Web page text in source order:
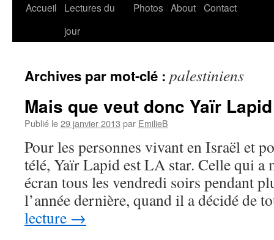
Accueil
Lectures du
jour
Photos About Contact
Archives par mot-clé : palestiniens
Mais que veut donc Yaïr
Publié le29 janvier 2013 par EmilieB
Pour les personnes vivant en Israël et
télé, Yaïr Lapid est LA star. Celle qui a
écran tous les vendredi soirs pendant
l’année dernière, quand il a décidé de
lecture →